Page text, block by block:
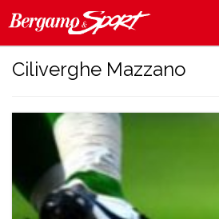
Ciliverghe Mazzano